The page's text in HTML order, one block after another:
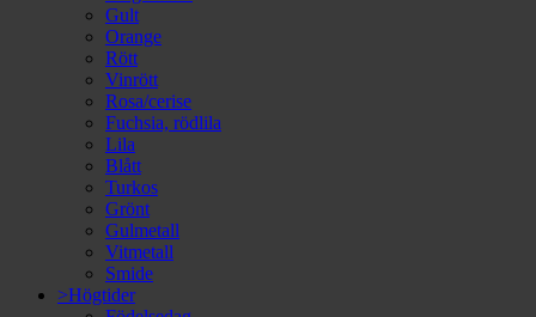
Gult
Orange
Rött
Vinrött
Rosa/cerise
Fuchsia, rödlila
Lila
Blått
Turkos
Grönt
Gulmetall
Vitmetall
Smide
>Högtider